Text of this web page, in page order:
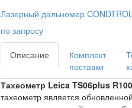
Лазерный дальномер
по запросу
Описание
Комплект
поставки
Тахеометр Leica TS06plus
тахеометр является